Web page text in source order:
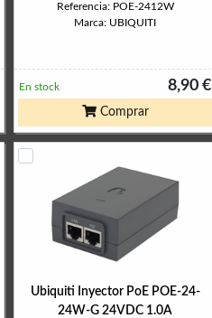
Referencia: POE-2412W
Marca: UBIQUITI
8,90 €
En stock
Comprar
Ubiquiti Inyector PoE POE-24-
24W-G 24VDC 1.0A